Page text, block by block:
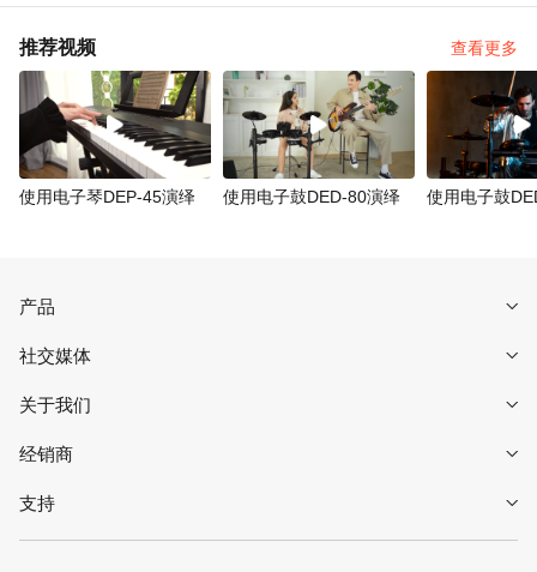
推荐视频 查看更多
使用电子琴DEP-45演绎 使用电子鼓DED-80演绎 使用电子鼓
产品
社交媒体
关于我们
经销商
支持